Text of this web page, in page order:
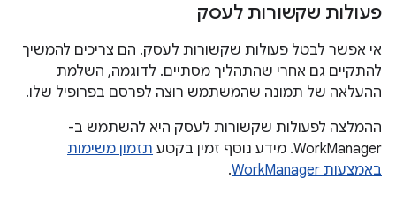
פעולות שקשורות לעסק
אי אפשר לבטל פעולות שקשורות לעסק. הם צריכים להמשיך
להתקיים גם אחרי שהתהליך מסתיים. לדוגמה, השלמת
ההעלאה של תמונה שהמשתמש רוצה לפרסם בפרופיל שלו.
ההמלצה לפעולות שקשורות לעסק היא להשתמש ב-
WorkManager. מידע נוסף זמין בקטע
תזמון משימות
באמצעות WorkManager
.